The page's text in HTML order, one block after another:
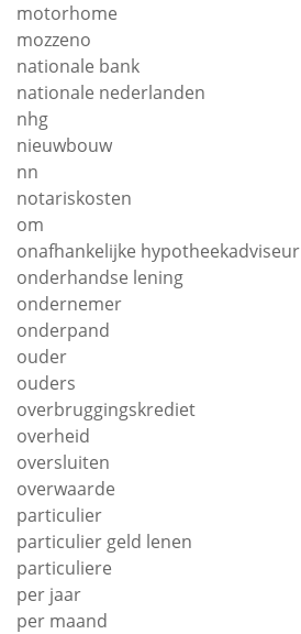
motorhome
mozzeno
nationale bank
nationale nederlanden
nhg
nieuwbouw
nn
notariskosten
om
onafhankelijke hypotheekadviseur
onderhandse lening
ondernemer
onderpand
ouder
ouders
overbruggingskrediet
overheid
oversluiten
overwaarde
particulier
particulier geld lenen
particuliere
per jaar
per maand